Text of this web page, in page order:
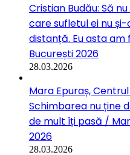
Cristian Budău: Să
care sufletul ei nu
distanță. Eu asta
București 2026
28.03.2026
Mara Epuraș,
Schimbarea nu ține
de mult îți pasă /
2026
28.03.2026